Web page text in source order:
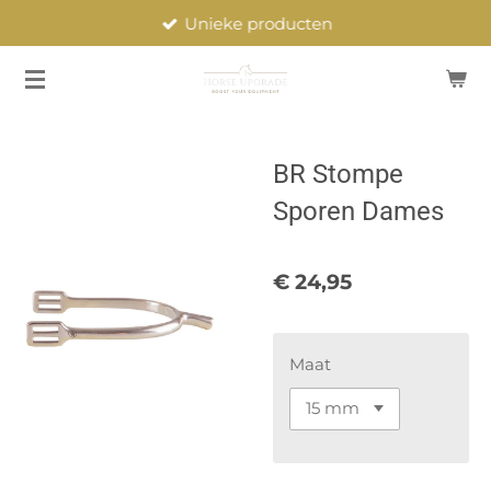
naar
Unieke producten
BR Stompe
Sporen Dames
€ 24,95
Maat